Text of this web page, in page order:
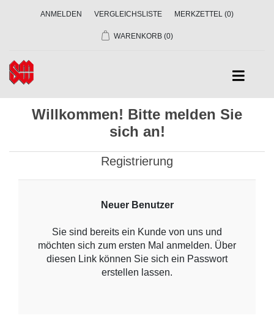
ANMELDEN VERGLEICHSLISTE MERKZETTEL (0)
WARENKORB (0)
Willkommen! Bitte melden Sie
sich an!
Registrierung
Neuer Benutzer
Sie sind bereits ein Kunde von uns und
möchten sich zum ersten Mal anmelden. Über
diesen Link können Sie sich ein Passwort
erstellen lassen.